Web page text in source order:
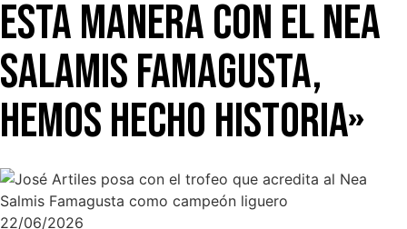
esta manera con el Nea
Salamis Famagusta,
hemos hecho historia»
22/06/2026